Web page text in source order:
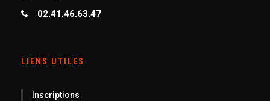
02.41.46.63.47
LIENS UTILES
Inscriptions